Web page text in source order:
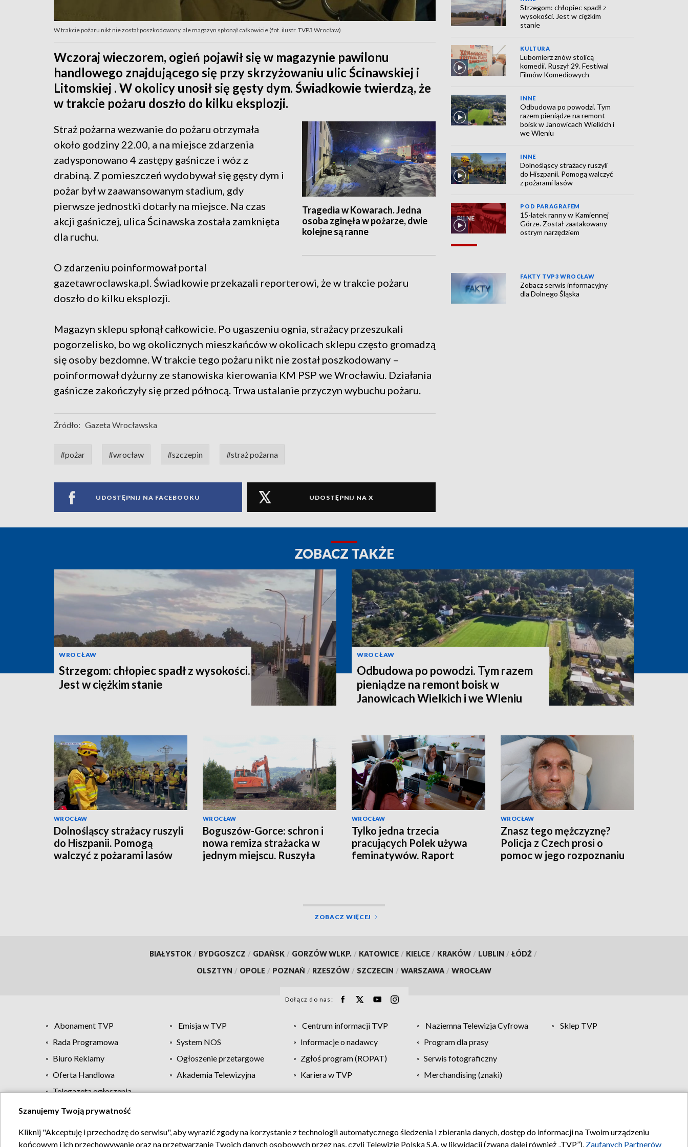
W trakcie pożaru nikt nie został poszkodowany, ale magazyn spłonął całkowicie (fot. ilustr. TVP3 Wrocław)
Wczoraj wieczorem, ogień pojawił się w magazynie pawilonu
handlowego znajdującego się przy skrzyżowaniu ulic Ścinawskiej i
Litomskiej . W okolicy unosił się gęsty dym. Świadkowie twierdzą, że
w trakcie pożaru doszło do kilku eksplozji.
Tragedia w Kowarach. Jedna
osoba zginęła w pożarze, dwie
kolejne są ranne
Straż pożarna wezwanie do pożaru otrzymała
około godziny 22.00, a na miejsce zdarzenia
zadysponowano 4 zastępy gaśnicze i wóz z
drabiną. Z pomieszczeń wydobywał się gęsty dym i
pożar był w zaawansowanym stadium, gdy
pierwsze jednostki dotarły na miejsce. Na czas
akcji gaśniczej, ulica Ścinawska została zamknięta
dla ruchu.
O zdarzeniu poinformował portal
gazetawroclawska.pl. Świadkowie przekazali reporterowi, że w trakcie pożaru
doszło do kilku eksplozji.
Magazyn sklepu spłonął całkowicie. Po ugaszeniu ognia, strażacy przeszukali
pogorzelisko, bo wg okolicznych mieszkańców w okolicach sklepu często gromadzą
się osoby bezdomne. W trakcie tego pożaru nikt nie został poszkodowany –
poinformował dyżurny ze stanowiska kierowania KM PSP we Wrocławiu. Działania
gaśnicze zakończyły się przed północą. Trwa ustalanie przyczyn wybuchu pożaru.
Źródło: Gazeta Wrocławska
#pożar #wrocław #szczepin #straż pożarna
UDOSTĘPNIJ NA FACEBOOKU UDOSTĘPNIJ NA X
Strzegom: chłopiec spadł z
wysokości. Jest w ciężkim
stanie
KULTURA
Lubomierz znów stolicą
komedii. Ruszył 29. Festiwal
Filmów Komediowych
INNE
Odbudowa po powodzi. Tym
razem pieniądze na remont
boisk w Janowicach Wielkich i
we Wleniu
INNE
Dolnośląscy strażacy ruszyli
do Hiszpanii. Pomogą walczyć
z pożarami lasów
POD PARAGRAFEM
15-latek ranny w Kamiennej
Górze. Został zaatakowany
ostrym narzędziem
FAKTY TVP3 WROCŁAW
Zobacz serwis informacyjny
dla Dolnego Śląska
ZOBACZ TAKŻE
WROCŁAW
Strzegom: chłopiec spadł z wysokości.
Jest w ciężkim stanie
WROCŁAW
Odbudowa po powodzi. Tym razem
pieniądze na remont boisk w
Janowicach Wielkich i we Wleniu
WROCŁAW
Dolnośląscy strażacy ruszyli
do Hiszpanii. Pomogą
walczyć z pożarami lasów
WROCŁAW
Boguszów-Gorce: schron i
nowa remiza strażacka w
jednym miejscu. Ruszyła
WROCŁAW
Tylko jedna trzecia
pracujących Polek używa
feminatywów. Raport
WROCŁAW
Znasz tego mężczyznę?
Policja z Czech prosi o
pomoc w jego rozpoznaniu
ZOBACZ WIĘCEJ
BIAŁYSTOK / BYDGOSZCZ / GDAŃSK / GORZÓW WLKP. / KATOWICE / KIELCE / KRAKÓW / LUBLIN / ŁÓDŹ /
OLSZTYN / OPOLE / POZNAŃ / RZESZÓW / SZCZECIN / WARSZAWA / WROCŁAW
Dołącz do nas:
Abonament TVP Emisja w TVP Centrum informacji TVP Naziemna Telewizja Cyfrowa
Sklep TVP
Rada Programowa
System NOS Informacje o nadawcy
Program dla prasy
Biuro Reklamy
Ogłoszenie przetargowe Zgłoś program (ROPAT)
Serwis fotograficzny
Oferta Handlowa
Akademia Telewizyjna Kariera w TVP
Merchandising (znaki)
Telegazeta ogłoszenia
Regulamin TVP Polityka prywatności Moje zgody Pomoc Biuro reklamy Kontakt
Szanujemy Twoją prywatność
Kliknij "Akceptuję i przechodzę do serwisu", aby wyrazić zgody na korzystanie z technologii automatycznego śledzenia i zbierania danych, dostęp do informacji na Twoim urządzeniu
końcowym i ich przechowywanie oraz na przetwarzanie Twoich danych osobowych przez nas, czyli Telewizję Polską S.A. w likwidacji (zwaną dalej również „TVP”), Zaufanych Partnerów